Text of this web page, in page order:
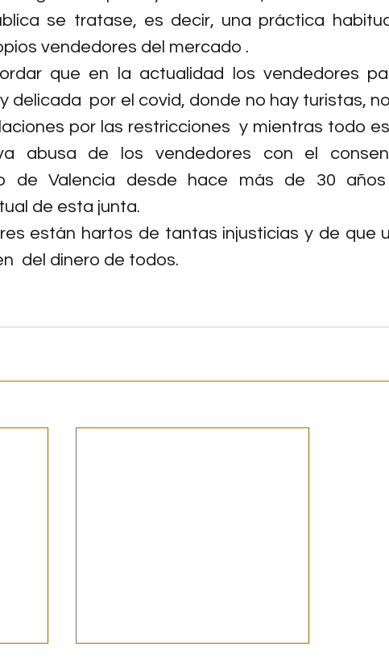
se tratase, es decir, una práctica
vendedores del mercado .
que en la actualidad los vendedores
delicada  por el covid, donde no hay turistas,
por las restricciones  y mientras todo
abusa de los vendedores con el
de Valencia desde hace más de 30
de esta junta.
están hartos de tantas injusticias y de que
del dinero de todos.